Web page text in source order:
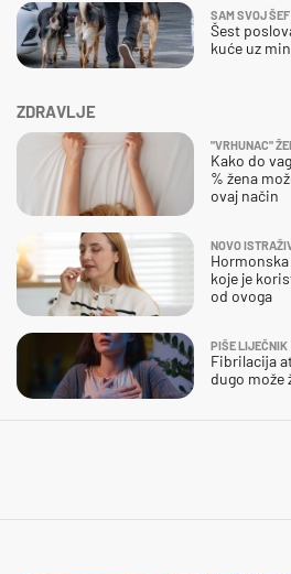
ZDRAVLJE
"VRHUNAC"
Kako do
% žena
ovaj način
NOVO
koje je
od ovoga
PIŠE LIJEČNIK
Fibrilacija
dugo može
SAM SVOJ ŠEF
Šest
kuće uz